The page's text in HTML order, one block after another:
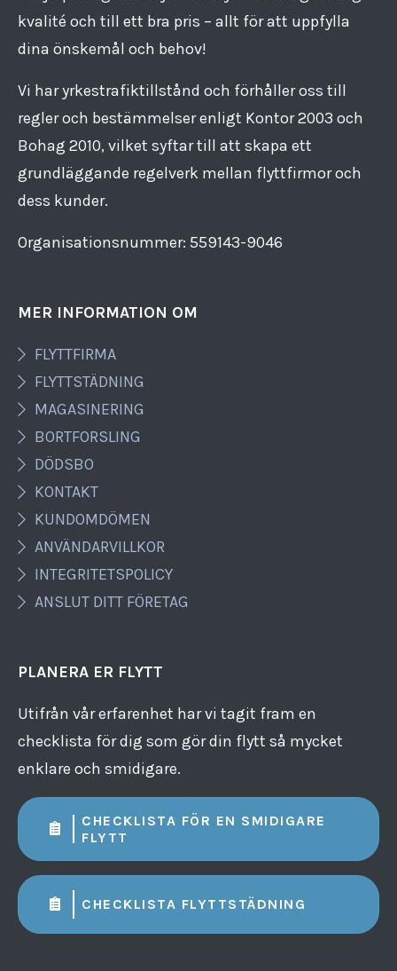
kvalité och till ett bra pris – allt för att uppfylla
dina önskemål och behov!
Vi har yrkestrafiktillstånd och förhåller oss till
regler och bestämmelser enligt Kontor 2003 och
Bohag 2010, vilket syftar till att skapa ett
grundläggande regelverk mellan flyttfirmor och
dess kunder.
Organisationsnummer: 559143​-​9046
MER INFORMATION OM
FLYTTFIRMA
FLYTTSTÄDNING
MAGASINERING
BORTFORSLING
DÖDSBO
KONTAKT
KUNDOMDÖMEN
ANVÄNDARVILLKOR
INTEGRITETSPOLICY
ANSLUT DITT FÖRETAG
PLANERA ER FLYTT
Utifrån vår erfarenhet har vi tagit fram en
checklista för dig som gör din flytt så mycket
enklare och smidigare.
CHECKLISTA FÖR EN SMIDIGARE
FLYTT
CHECKLISTA FLYTTSTÄDNING